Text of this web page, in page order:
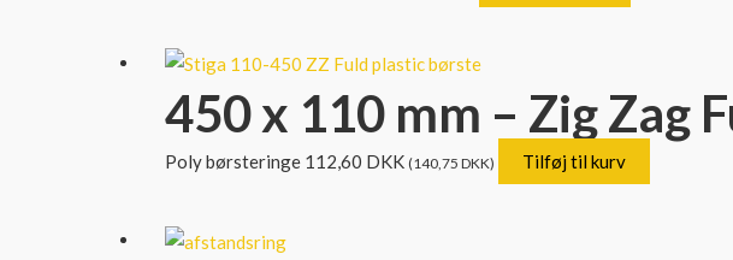
450 x 110 mm – Zig Zag
Poly børsteringe 112,60 DKK (140,75 DKK) Tilføj til kurv